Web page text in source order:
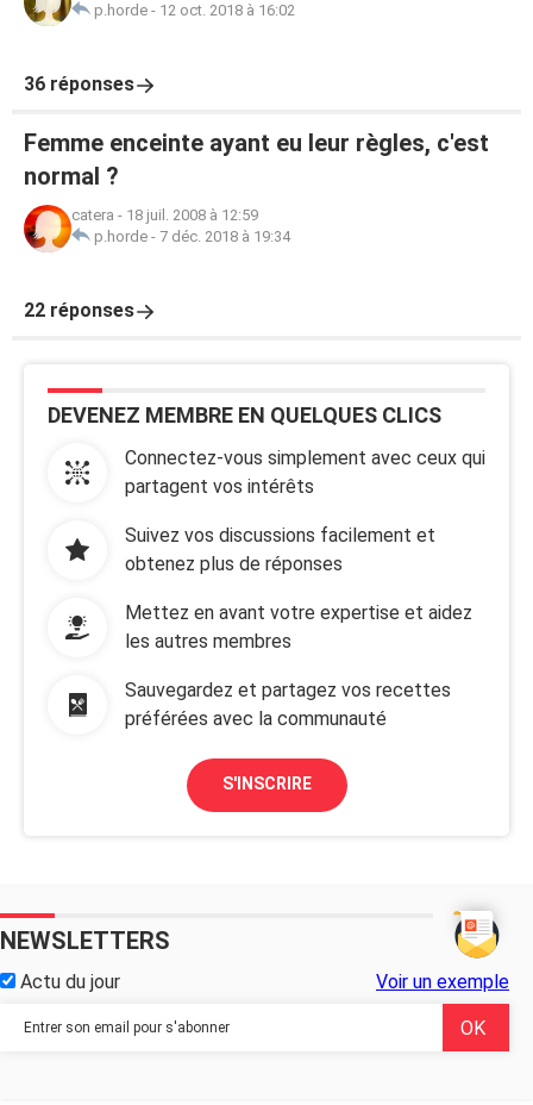
p.horde - 12 oct. 2018 à 16:02
36 réponses
Femme enceinte ayant eu leur règles, c'est
normal ?
catera - 18 juil. 2008 à 12:59
p.horde - 7 déc. 2018 à 19:34
22 réponses
DEVENEZ MEMBRE EN QUELQUES CLICS
Connectez-vous simplement avec ceux qui
partagent vos intérêts
Suivez vos discussions facilement et
obtenez plus de réponses
Mettez en avant votre expertise et aidez
les autres membres
Sauvegardez et partagez vos recettes
préférées avec la communauté
S'INSCRIRE
NEWSLETTERS
Actu du jour Voir un exemple